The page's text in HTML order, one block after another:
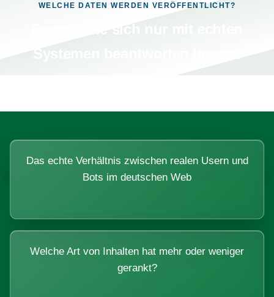
WELCHE DATEN WERDEN VERÖFFENTLICHT?
Das echte Verhältnis zwischen realen Usern und
Bots im deutschen Web
Welche Art von Inhalten hat mehr oder weniger
gerankt?